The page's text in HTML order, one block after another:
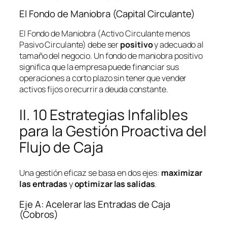
El Fondo de Maniobra (Capital Circulante)
El Fondo de Maniobra (Activo Circulante menos
Pasivo Circulante) debe serpositivoy adecuado al
tamaño del negocio. Un fondo de maniobra positivo
significa que la empresa puede financiar sus
operaciones a corto plazo sin tener que vender
activos fijos o recurrir a deuda constante.
II. 10 Estrategias Infalibles
para la Gestión Proactiva del
Flujo de Caja
Una gestión eficaz se basa en dos ejes: maximizar
las entradasyoptimizar las salidas.
Eje A: Acelerar las Entradas de Caja
(Cobros)